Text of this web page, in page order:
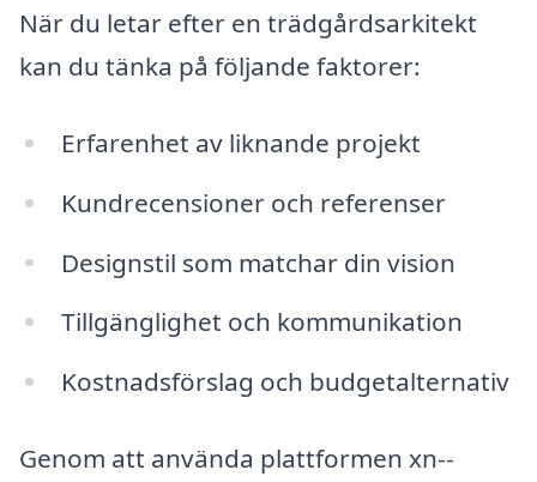
När du letar efter en trädgårdsarkitekt
kan du tänka på följande faktorer:
Erfarenhet av liknande projekt
Kundrecensioner och referenser
Designstil som matchar din vision
Tillgänglighet och kommunikation
Kostnadsförslag och budgetalternativ
Genom att använda plattformen xn--